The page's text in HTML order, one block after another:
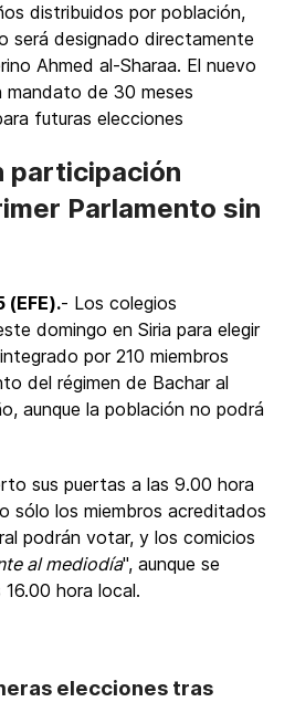
distribuidos por población,
será designado directamente
Ahmed al-Sharaa. El nuevo
mandato de 30 meses
futuras elecciones
participación
Parlamento sin
(EFE).- Los colegios
domingo en Siria para elegir
por 210 miembros
del régimen de Bachar al
aunque la población no podrá
sus puertas a las 9.00 hora
sólo los miembros acreditados
podrán votar, y los comicios
al mediodía", aunque se
hora local.
elecciones tras